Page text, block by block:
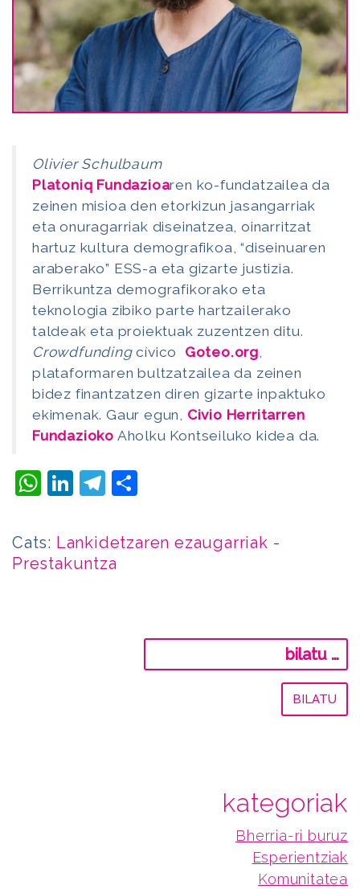
Olivier Schulbaum
Platoniq Fundazioaren ko-fundatzailea da
zeinen misioa den etorkizun jasangarriak
eta onuragarriak diseinatzea, oinarritzat
hartuz kultura demografikoa, “diseinuaren
araberako” ESS-a eta gizarte justizia.
Berrikuntza demografikorako eta
teknologia zibiko parte hartzailerako
taldeak eta proiektuak zuzentzen ditu.
Crowdfundingcívico Goteo.org,
plataformaren bultzatzailea da zeinen
bidez finantzatzen diren gizarte inpaktuko
ekimenak. Gaur egun, Civio Herritarren
Fundazioko Aholku Kontseiluko kidea da.
WhatsApp
LinkedIn
Telegram
Cats: Lankidetzaren ezaugarriak -
Prestakuntza
kategoriak
Bherria-ri buruz
Esperientziak
Komunitatea